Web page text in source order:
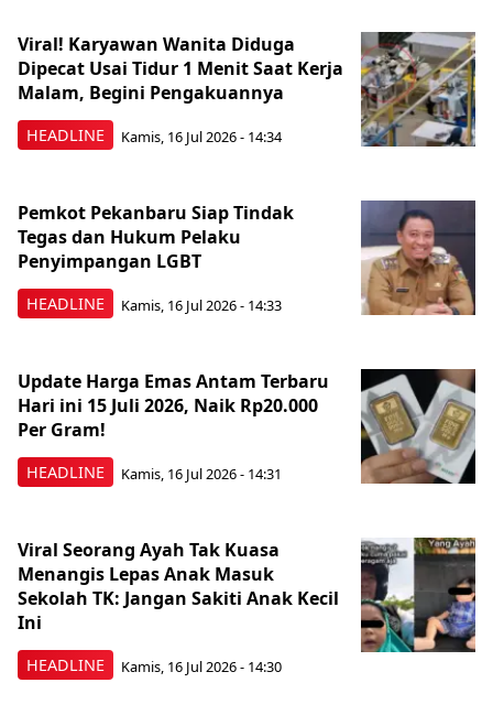
HEADLINE
Viral! Karyawan Wanita Diduga
Dipecat Usai Tidur 1 Menit Saat Kerja
Malam, Begini Pengakuannya
Kamis, 16 Jul 2026 - 14:34
HEADLINE
Pemkot Pekanbaru Siap Tindak
Tegas dan Hukum Pelaku
Penyimpangan LGBT
Kamis, 16 Jul 2026 - 14:33
HEADLINE
Update Harga Emas Antam Terbaru
Hari ini 15 Juli 2026, Naik Rp20.000
Per Gram!
Kamis, 16 Jul 2026 - 14:31
HEADLINE
Viral Seorang Ayah Tak Kuasa
Menangis Lepas Anak Masuk
Sekolah TK: Jangan Sakiti Anak Kecil
Ini
Kamis, 16 Jul 2026 - 14:30